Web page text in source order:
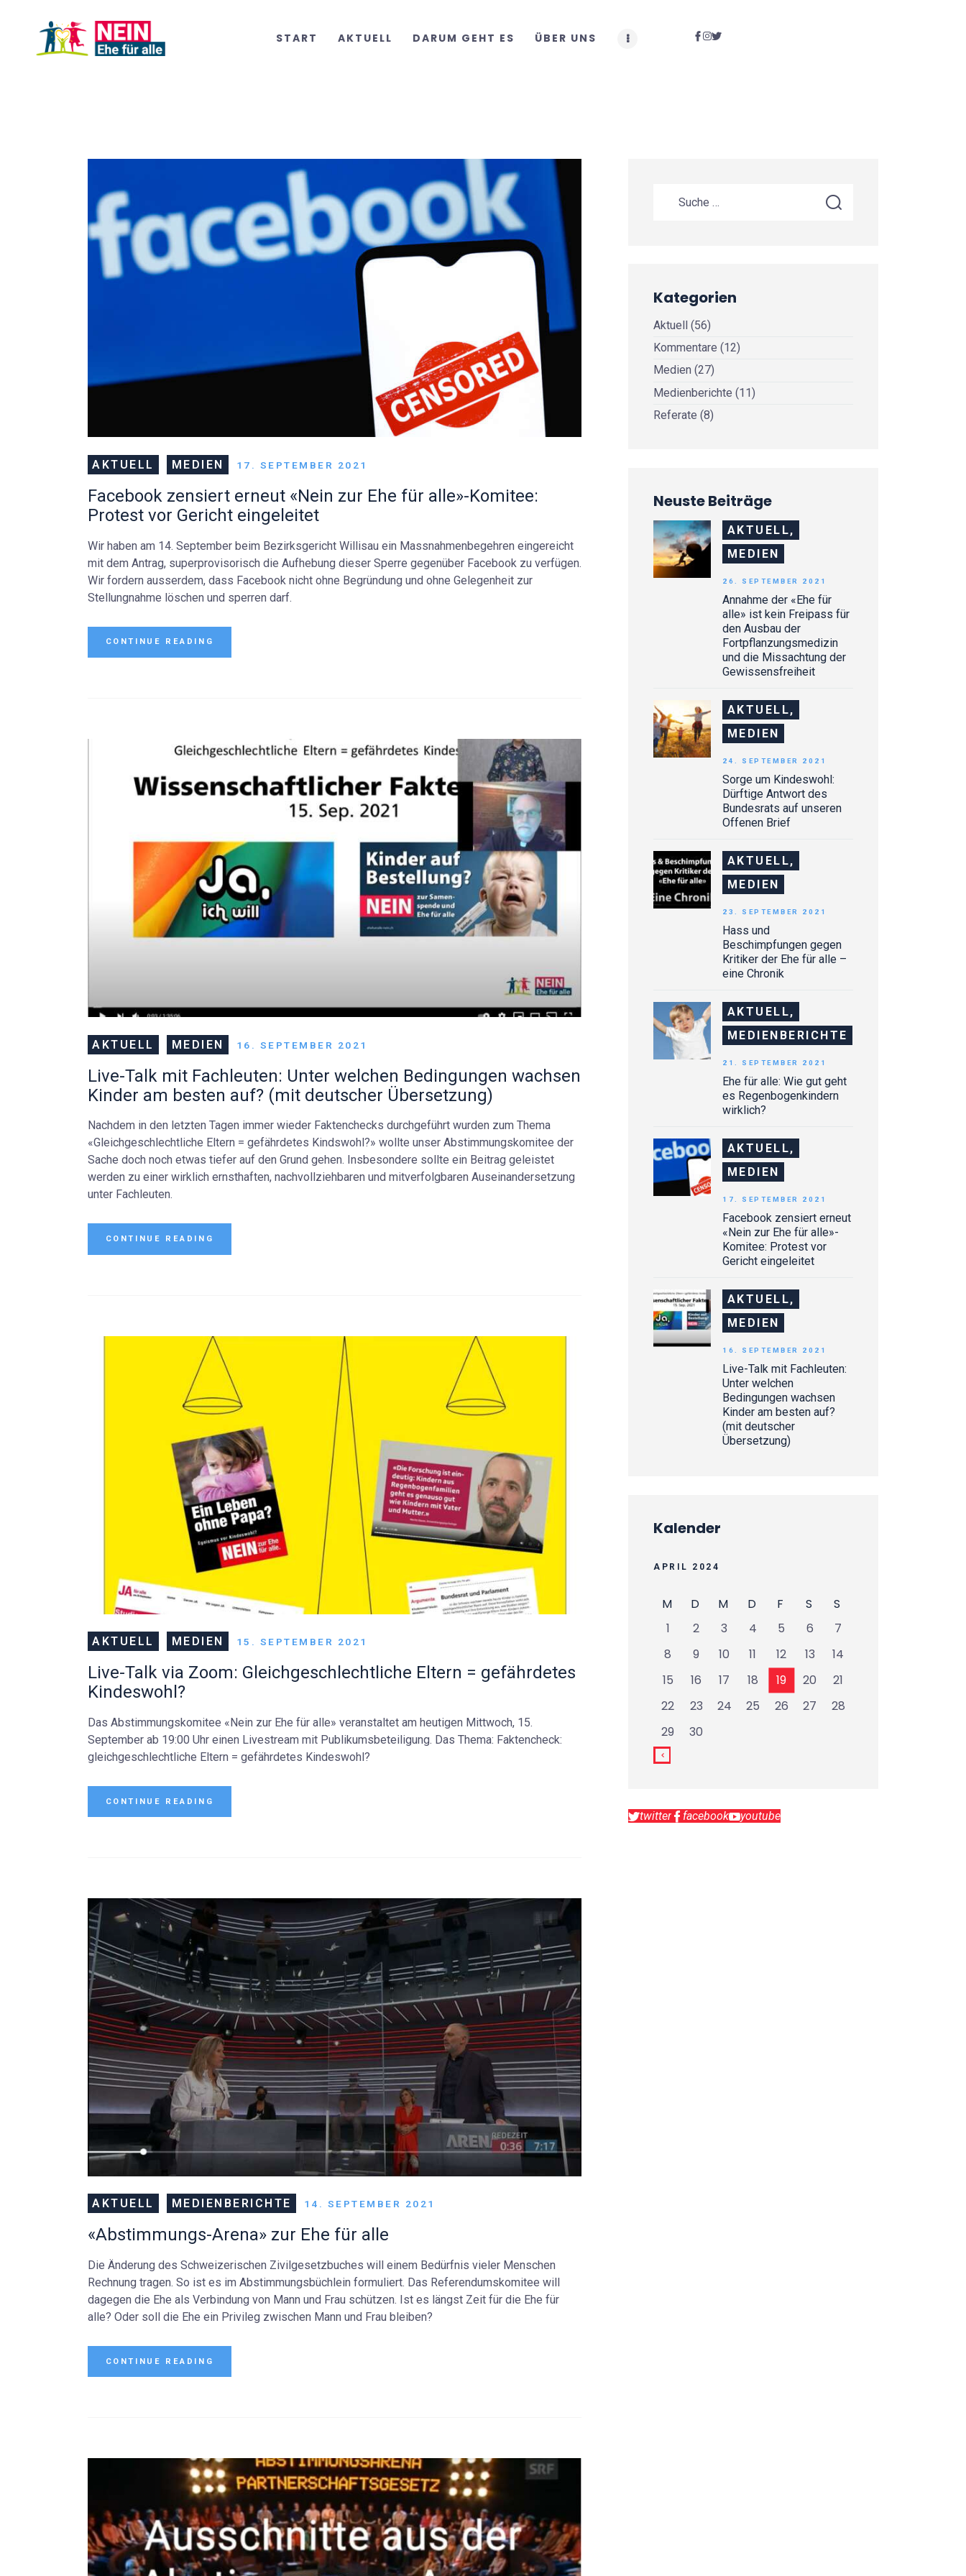
START AKTUELL DARUM GEHT ES ÜBER UNS
DOWNLOADS
AKTUELL MEDIEN 17. SEPTEMBER 2021
Facebook zensiert erneut «Nein zur Ehe für alle»-Komitee:
Protest vor Gericht eingeleitet
Wir haben am 14. September beim Bezirksgericht Willisau ein Massnahmenbegehren eingereicht
mit dem Antrag, superprovisorisch die Aufhebung dieser Sperre gegenüber Facebook zu verfügen.
Wir fordern ausserdem, dass Facebook nicht ohne Begründung und ohne Gelegenheit zur
Stellungnahme löschen und sperren darf.
CONTINUE READING
AKTUELL MEDIEN 16. SEPTEMBER 2021
Live-Talk mit Fachleuten: Unter welchen Bedingungen wachsen
Kinder am besten auf? (mit deutscher Übersetzung)
Nachdem in den letzten Tagen immer wieder Faktenchecks durchgeführt wurden zum Thema
«Gleichgeschlechtliche Eltern = gefährdetes Kindswohl?» wollte unser Abstimmungskomitee der
Sache doch noch etwas tiefer auf den Grund gehen. Insbesondere sollte ein Beitrag geleistet
werden zu einer wirklich ernsthaften, nachvollziehbaren und mitverfolgbaren Auseinandersetzung
unter Fachleuten.
CONTINUE READING
AKTUELL MEDIEN 15. SEPTEMBER 2021
Live-Talk via Zoom: Gleichgeschlechtliche Eltern = gefährdetes
Kindeswohl?
Das Abstimmungskomitee «Nein zur Ehe für alle» veranstaltet am heutigen Mittwoch, 15.
September ab 19:00 Uhr einen Livestream mit Publikumsbeteiligung. Das Thema: Faktencheck:
gleichgeschlechtliche Eltern = gefährdetes Kindeswohl?
CONTINUE READING
AKTUELL MEDIENBERICHTE 14. SEPTEMBER 2021
«Abstimmungs-Arena» zur Ehe für alle
Die Änderung des Schweizerischen Zivilgesetzbuches will einem Bedürfnis vieler Menschen
Rechnung tragen. So ist es im Abstimmungsbüchlein formuliert. Das Referendumskomitee will
dagegen die Ehe als Verbindung von Mann und Frau schützen. Ist es längst Zeit für die Ehe für
alle? Oder soll die Ehe ein Privileg zwischen Mann und Frau bleiben?
CONTINUE READING
Kategorien
Aktuell (56)
Kommentare (12)
Medien (27)
Medienberichte (11)
Referate (8)
Neuste Beiträge
AKTUELL,
MEDIEN
Annahme der «Ehe für
alle» ist kein Freipass für
den Ausbau der
Fortpflanzungsmedizin
und die Missachtung der
Gewissensfreiheit
26. SEPTEMBER 2021
AKTUELL,
MEDIEN
Sorge um Kindeswohl:
Dürftige Antwort des
Bundesrats auf unseren
Offenen Brief
24. SEPTEMBER 2021
AKTUELL,
MEDIEN
Hass und
Beschimpfungen gegen
Kritiker der Ehe für alle –
eine Chronik
23. SEPTEMBER 2021
AKTUELL,
MEDIENBERICHTE
Ehe für alle: Wie gut geht
es Regenbogenkindern
wirklich?
21. SEPTEMBER 2021
AKTUELL,
MEDIEN
Facebook zensiert erneut
«Nein zur Ehe für alle»-
Komitee: Protest vor
Gericht eingeleitet
17. SEPTEMBER 2021
AKTUELL,
MEDIEN
Live-Talk mit Fachleuten:
Unter welchen
Bedingungen wachsen
Kinder am besten auf?
(mit deutscher
Übersetzung)
16. SEPTEMBER 2021
Kalender
APRIL 2024
M D M D F S
S
1
2 3 4 5 6
7
8
9 10 11 12 13
14
15
16 17 18 19 20
21
22
23 24 25 26 27
28
29
30
twitter facebook youtube